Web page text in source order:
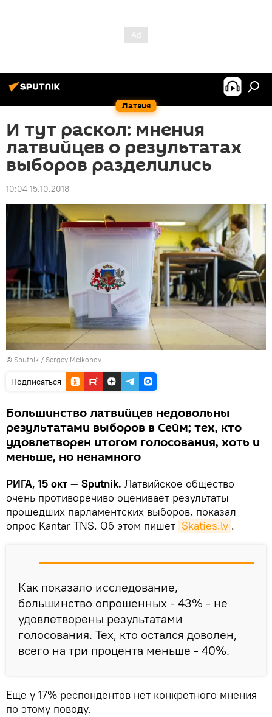
Латвия
И тут раскол: мнения
латвийцев о результатах
выборов разделились
10:04 15.10.2018
© Sputnik / Sergey Melkonov
Подписаться
Большинство латвийцев недовольны
результатами выборов в Сейм; тех, кто
удовлетворен итогом голосования, хоть и
меньше, но ненамного
РИГА, 15 окт — Sputnik. Латвийское общество
очень противоречиво оценивает результаты
прошедших парламентских выборов, показал
опрос Kantar TNS. Об этом пишет Skaties.lv .
Как показало исследование,
большинство опрошенных - 43% - не
удовлетворены результатами
голосования. Тех, кто остался доволен,
всего на три процента меньше - 40%.
Еще у 17% респондентов нет конкретного мнения
по этому поводу.